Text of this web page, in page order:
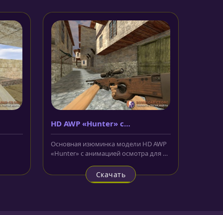
HD AWP «Hunter» с
анимацией осмотра
Основная изюминка модели HD AWP
«Hunter» с анимацией осмотра для CS
Скачать